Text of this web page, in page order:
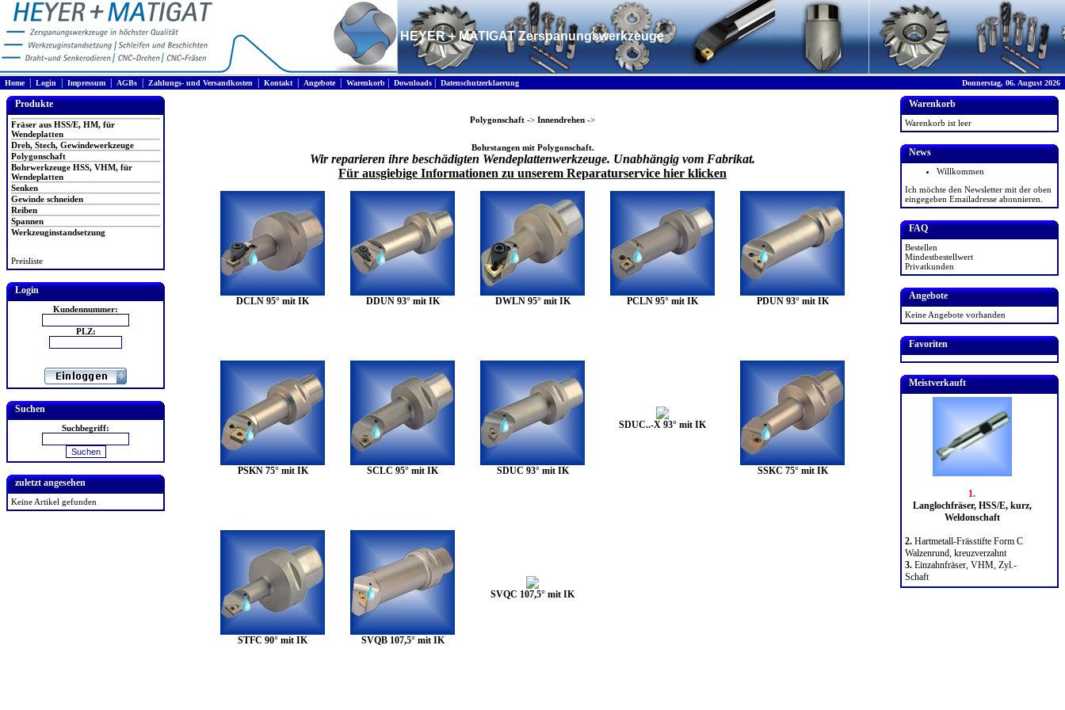
HEYER + MATIGAT Zerspanungswerkzeuge
Home| Login Impressum AGBs Zahlungs- und Versandkosten Kontakt| Angebote| Warenkorb Downloads Datenschutzerklaerung Donnerstag, 06. August 2026
Produkte
Fräser aus HSS/E, HM, für
Wendeplatten
Dreh, Stech, Gewindewerkzeuge
Polygonschaft
Bohrwerkzeuge HSS, VHM, für
Wendeplatten
Senken
Gewinde schneiden
Reiben
Spannen
Werkzeuginstandsetzung
Preisliste
Login
Kundennummer:
PLZ:
Suchen
Suchbegriff:
zuletzt angesehen
Keine Artikel gefunden
Polygonschaft -> Innendrehen ->
Bohrstangen mit Polygonschaft.
Wir reparieren ihre beschädigten Wendeplattenwerkzeuge. Unabhängig vom Fabrikat.
Für ausgiebige Informationen zu unserem Reparaturservice hier klicken
DCLN 95° mit IK DDUN 93° mit IK DWLN 95° mit IK PCLN 95° mit IK PDUN 93° mit IK
PSKN 75° mit IK SCLC 95° mit IK SDUC 93° mit IK
SDUC..-X 93° mit IK
SSKC 75° mit IK
STFC 90° mit IK SVQB 107,5° mit IK
SVQC 107,5° mit IK
Warenkorb
Warenkorb ist leer
News
Willkommen
Ich möchte den Newsletter mit der oben
eingegeben Emailadresse abonnieren.
FAQ
Bestellen
Mindestbestellwert
Privatkunden
Angebote
Keine Angebote vorhanden
Favoriten
Meistverkauft
1.
Langlochfräser, HSS/E, kurz,
Weldonschaft
2. Hartmetall-Frässtifte Form C
Walzenrund, kreuzverzahnt
3. Einzahnfräser, VHM, Zyl.-
Schaft